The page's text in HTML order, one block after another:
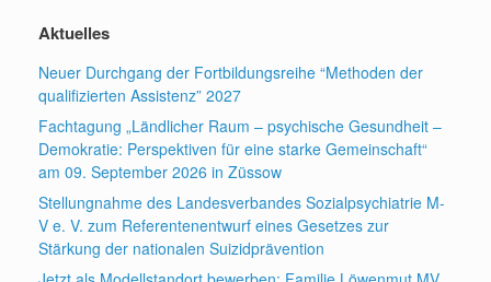
Aktuelles
Neuer Durchgang der Fortbildungsreihe “Methoden der
qualifizierten Assistenz” 2027
Fachtagung „Ländlicher Raum – psychische Gesundheit –
Demokratie: Perspektiven für eine starke Gemeinschaft“
am 09. September 2026 in Züssow
Stellungnahme des Landesverbandes Sozialpsychiatrie M-
V e. V. zum Referentenentwurf eines Gesetzes zur
Stärkung der nationalen Suizidprävention